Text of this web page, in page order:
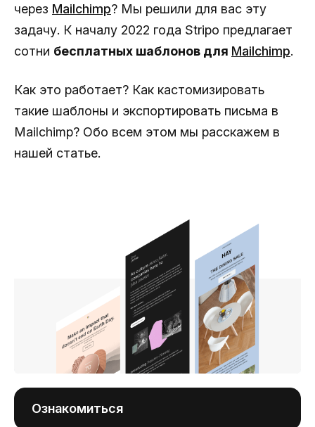
через Mailchimp? Мы решили для вас эту
задачу. К началу 2022 года Stripo предлагает
сотни бесплатных шаблонов для Mailchimp.
Как это работает? Как кастомизировать
такие шаблоны и экспортировать письма в
Mailchimp? Обо всем этом мы расскажем в
нашей статье.
Ознакомиться